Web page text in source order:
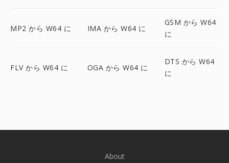
MP2 から W64 に IMA から W64 に
GSM から W64
に
FLV から W64 に OGA から W64 に
DTS から W64
に
About